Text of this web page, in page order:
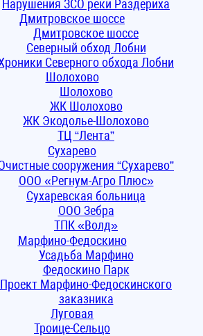
Нарушения ЗСО реки Раздериха
Дмитровское шоссе
Дмитровское шоссе
Северный обход Лобни
Северного обхода Лобни
Шолохово
Шолохово
ЖК Шолохово
ЖК Экодолье-Шолохово
ТЦ “Лента”
Сухарево
сооружения “Сухарево”
ООО «Регнум-Агро Плюс»
Сухаревская больница
ООО Зебра
ТПК «Волд»
Марфино-Федоскино
Усадьба Марфино
Федоскино Парк
Проект Марфино-Федоскинского
заказника
Луговая
Троице-Сельцо